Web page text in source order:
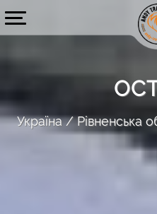
Україна Рівненська